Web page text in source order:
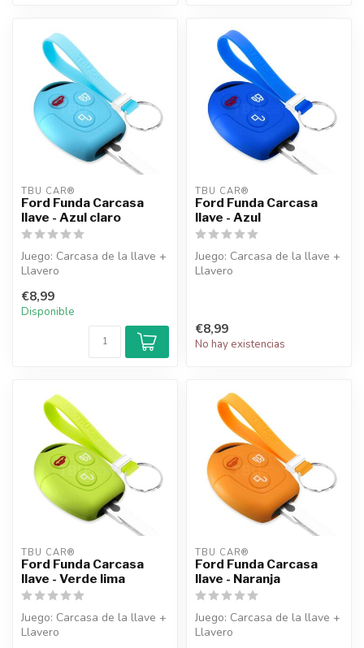
TBU CAR®
Ford Funda Carcasa
llave - Azul claro
Juego: Carcasa de la llave +
Llavero
€8,99
Disponible
TBU CAR®
Ford Funda Carcasa
llave - Azul
Juego: Carcasa de la llave +
Llavero
€8,99
No hay existencias
TBU CAR®
Ford Funda Carcasa
llave - Verde lima
Juego: Carcasa de la llave +
Llavero
TBU CAR®
Ford Funda Carcasa
llave - Naranja
Juego: Carcasa de la llave +
Llavero